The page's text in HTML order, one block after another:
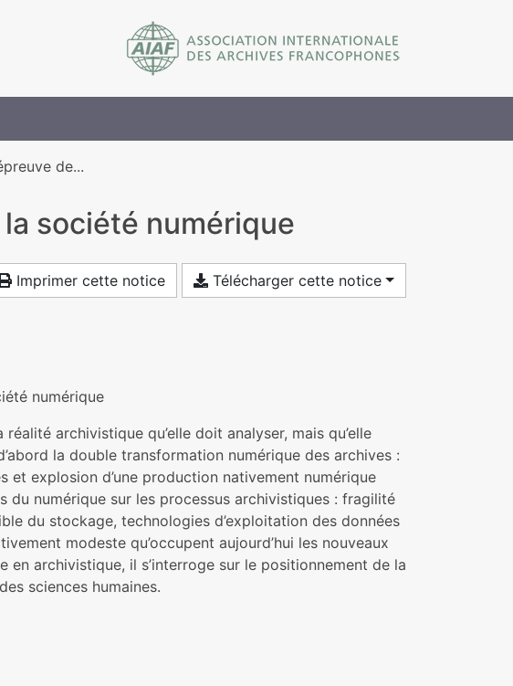
de...
société numérique
Imprimer cette notice Télécharger cette notice
numérique
archivistique qu’elle doit analyser, mais qu’elle
la double transformation numérique des archives :
et explosion d’une production nativement numérique
du numérique sur les processus archivistiques : fragilité
du stockage, technologies d’exploitation des données
modeste qu’occupent aujourd’hui les nouveaux
archivistique, il s’interroge sur le positionnement de la
sciences humaines.